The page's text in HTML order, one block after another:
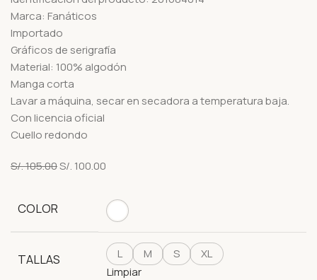
Marca: Fanáticos
Importado
Gráficos de serigrafía
Material: 100% algodón
Manga corta
Lavar a máquina, secar en secadora a temperatura baja.
Con licencia oficial
Cuello redondo
S/.105.00S/. 100.00
COLOR
TALLAS L M S
XL
Limpiar